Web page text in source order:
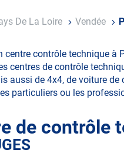
De La Loire Vendée
centre contrôle technique à
centres de contrôle
aussi de 4x4, de voiture
particuliers ou les
de contrôle